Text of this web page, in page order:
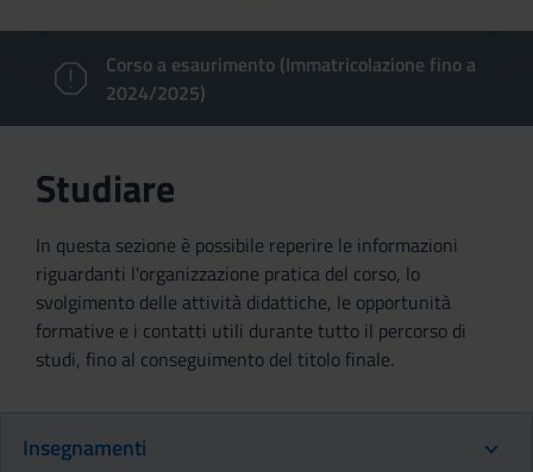
Corso a esaurimento (Immatricolazione fino a
2024/2025)
Studiare
In questa sezione è possibile reperire le informazioni
riguardanti l'organizzazione pratica del corso, lo
svolgimento delle attività didattiche, le opportunità
formative e i contatti utili durante tutto il percorso di
studi, fino al conseguimento del titolo finale.
Insegnamenti